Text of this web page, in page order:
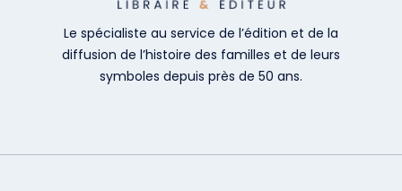
Le spécialiste au service de l’édition et de la
diffusion de l’histoire des familles et de leurs
symboles depuis près de 50 ans.